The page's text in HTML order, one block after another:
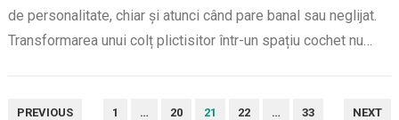
de personalitate, chiar și atunci când pare banal sau neglijat.
Transformarea unui colț plictisitor într-un spațiu cochet nu…
PAGINAȚIE
PREVIOUS 1 … 20 21 22 … 33 NEXT